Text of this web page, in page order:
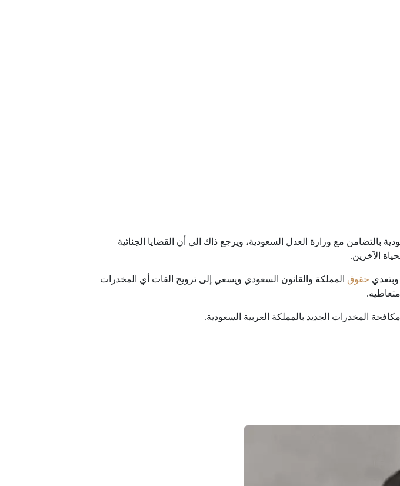
بالتضامن مع وزارة العدل السعودية، ويرجع ذاك الي أن القضايا الجنائية
الآخرين.
حقوق المملكة والقانون السعودي ويسعي إلى ترويج القات أي المخدرات
المخدرات الجديد بالمملكة العربية السعودية.